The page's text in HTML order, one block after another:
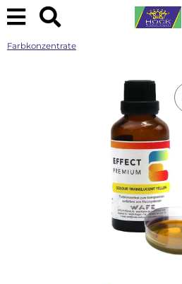
Farbkonzentrate